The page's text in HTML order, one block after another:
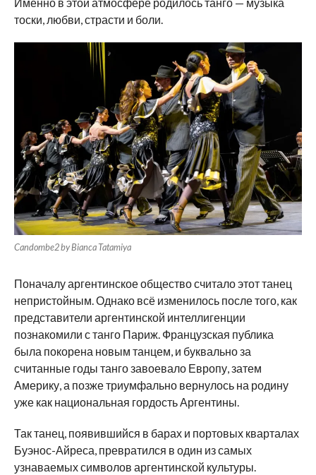
тоски, любви, страсти и боли.
Candombe2 by Bianca Tatamiya
Поначалу аргентинское общество считало этот танец
непристойным. Однако всё изменилось после того, как
представители аргентинской интеллигенции
познакомили с танго Париж. Французская публика
была покорена новым танцем, и буквально за
считанные годы танго завоевало Европу, затем
Америку, а позже триумфально вернулось на родину
уже как национальная гордость Аргентины.
Так танец, появившийся в барах и портовых кварталах
Буэнос-Айреса, превратился в один из самых
узнаваемых символов аргентинской культуры.